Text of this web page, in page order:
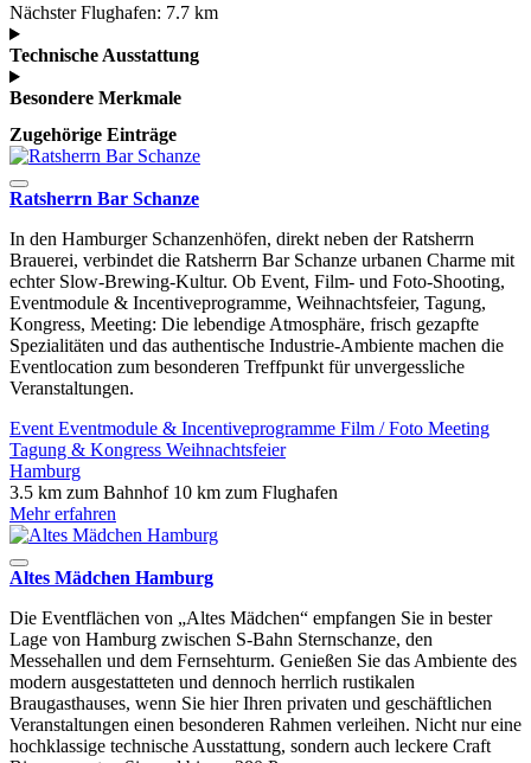
Nächster Flughafen: 7.7 km
Technische Ausstattung
Besondere Merkmale
Zugehörige Einträge
Ratsherrn Bar Schanze
In den Hamburger Schanzenhöfen, direkt neben der Ratsherrn
Brauerei, verbindet die Ratsherrn Bar Schanze urbanen Charme mit
echter Slow-Brewing-Kultur. Ob Event, Film- und Foto-Shooting,
Eventmodule & Incentiveprogramme, Weihnachtsfeier, Tagung,
Kongress, Meeting: Die lebendige Atmosphäre, frisch gezapfte
Spezialitäten und das authentische Industrie-Ambiente machen die
Eventlocation zum besonderen Treffpunkt für unvergessliche
Veranstaltungen.
Event Eventmodule & Incentiveprogramme Film / Foto Meeting
Tagung & Kongress Weihnachtsfeier
Hamburg
3.5 km zum Bahnhof 10 km zum Flughafen
Mehr erfahren
Altes Mädchen Hamburg
Die Eventflächen von „Altes Mädchen“ empfangen Sie in bester
Lage von Hamburg zwischen S-Bahn Sternschanze, den
Messehallen und dem Fernsehturm. Genießen Sie das Ambiente des
modern ausgestatteten und dennoch herrlich rustikalen
Braugasthauses, wenn Sie hier Ihren privaten und geschäftlichen
Veranstaltungen einen besonderen Rahmen verleihen. Nicht nur eine
hochklassige technische Ausstattung, sondern auch leckere Craft